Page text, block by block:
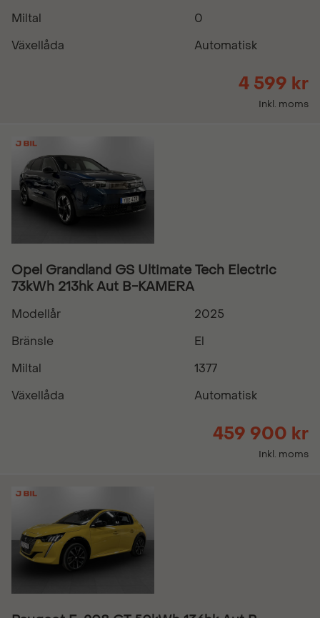
Miltal
0
Växellåda
Automatisk
4 599 kr
Inkl. moms
Opel Grandland GS Ultimate Tech Electric
73kWh 213hk Aut B-KAMERA
Modellår
2025
Bränsle
El
Miltal
1377
Växellåda
Automatisk
459 900 kr
Inkl. moms